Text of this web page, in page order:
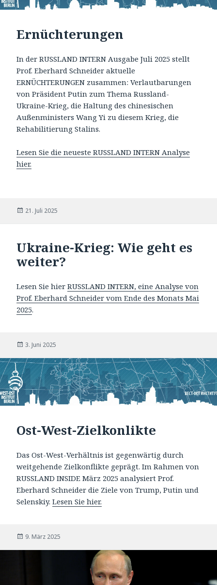
Ernüchterungen
In der RUSSLAND INTERN Ausgabe Juli 2025 stellt
Prof. Eberhard Schneider aktuelle
ERNÜCHTERUNGEN zusammen: Verlautbarungen
von Präsident Putin zum Thema Russland-
Ukraine-Krieg, die Haltung des chinesischen
Außenministers Wang Yi zu diesem Krieg, die
Rehabilitierung Stalins.
Lesen Sie die neueste RUSSLAND INTERN Analyse
hier.
Veröffentlicht
21. Juli 2025
Ukraine-Krieg: Wie geht es
weiter?
Lesen Sie hierRUSSLAND INTERN, eine Analyse von
Prof. Eberhard Schneider vom Ende des Monats Mai
2025.
Veröffentlicht
3. Juni 2025
Ost-West-Zielkonlikte
Das Ost-West-Verhältnis ist gegenwärtig durch
weitgehende Zielkonflikte geprägt. Im Rahmen von
RUSSLAND INSIDE März 2025 analysiert Prof.
Eberhard Schneider die Ziele von Trump, Putin und
Selenskiy.Lesen Sie hier.
Veröffentlicht
9. März 2025